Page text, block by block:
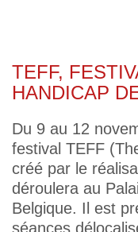
TEFF,
HANDICAP
Du 9 au 12
festival TEFF
créé par le
déroulera au
Belgique. Il est
séances